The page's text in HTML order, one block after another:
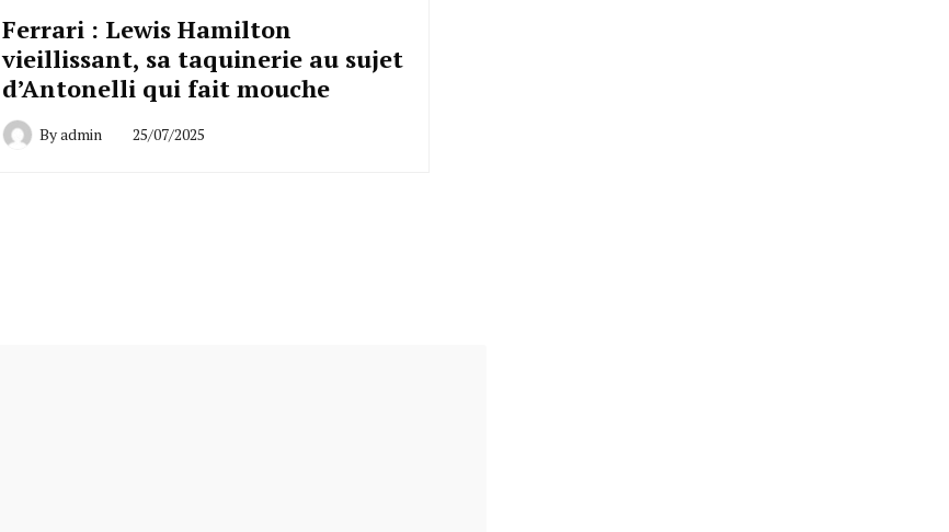
Ferrari : Lewis Hamilton
vieillissant, sa taquinerie au sujet
d’Antonelli qui fait mouche
Byadmin 25/07/2025